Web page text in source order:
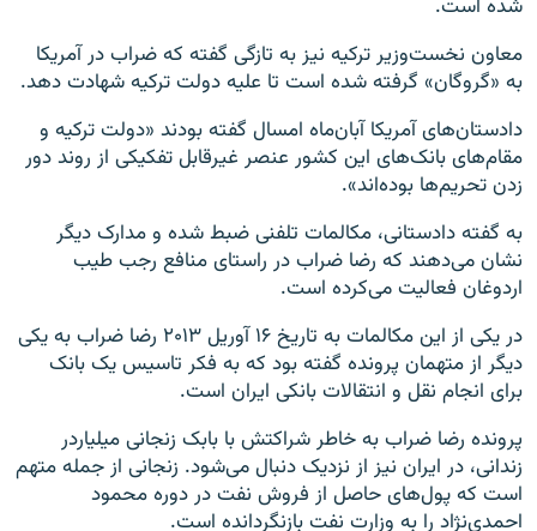
شده است.
معاون نخست‌وزیر ترکیه نیز به تازگی گفته که ضراب در آمریکا
به «گروگان» گرفته شده است تا علیه دولت ترکیه شهادت دهد.
دادستان‌های آمریکا آبان‌ماه امسال گفته بودند «دولت ترکیه و
مقام‌های بانک‌های این کشور عنصر غیرقابل تفکیکی از روند دور
زدن تحریم‌ها بوده‌اند».
به گفته دادستانی، مکالمات تلفنی ضبط شده و مدارک دیگر
نشان می‌دهند که رضا ضراب در راستای منافع رجب طیب
اردوغان فعالیت می‌کرده است.
در یکی از این مکالمات به تاریخ ۱۶ آوریل ۲۰۱۳ رضا ضراب به یکی
دیگر از متهمان پرونده گفته بود که به فکر تاسیس یک بانک
برای انجام نقل و انتقالات بانکی ایران است.
پرونده رضا ضراب به خاطر شراکتش با بابک زنجانی میلیاردر
زندانی، در ایران نیز از نزدیک دنبال می‌شود. زنجانی از جمله متهم
است که پول‌های حاصل از فروش نفت در دوره محمود
احمدی‌نژاد را به وزارت نفت بازنگردانده است.